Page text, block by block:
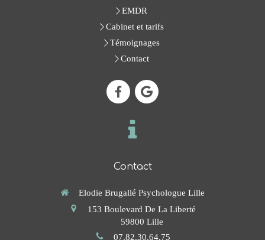
EMDR
Cabinet et tarifs
Témoignages
Contact
Contact
Elodie Brugallé Psychologue Lille
153 Boulevard De La Liberté
59800 Lille
07.82.30.64.75